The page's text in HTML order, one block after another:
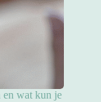
en wat kun je